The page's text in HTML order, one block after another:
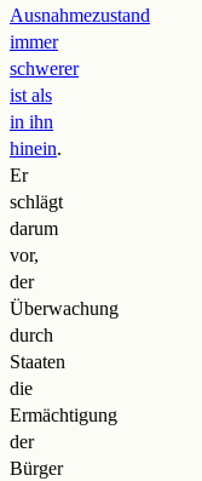
Ausnahmezustand
immer
schwerer
ist als
in ihn
hinein.
Er
schlägt
darum
vor,
der
Überwachung
durch
Staaten
die
Ermächtigung
der
Bürger